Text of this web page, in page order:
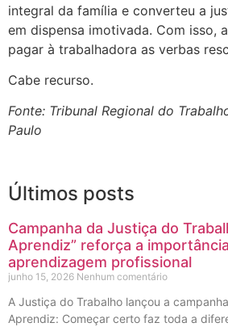
integral da família e converteu a
em dispensa imotivada. Com isso,
pagar à trabalhadora as verbas
Cabe recurso.
Fonte: Tribunal Regional do
Paulo
Últimos posts
Campanha da Justiça do
Aprendiz” reforça a
aprendizagem profissional
junho 15, 2026 Nenhum comentário
A Justiça do Trabalho lançou a
Aprendiz: Começar certo faz toda a